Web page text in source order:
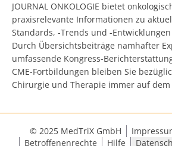
JOURNAL ONKOLOGIE bietet
praxisrelevante Informationen zu
Standards, -Trends und -
Durch Übersichtsbeiträge namhafter
umfassende Kongress-
CME-Fortbildungen bleiben Sie
Chirurgie und Therapie immer auf
© 2025 MedTriX GmbH
Betroffenenrechte
Hilfe